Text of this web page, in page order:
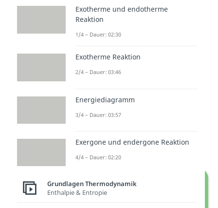
mechanischen
Gleichgewicht
ist dann erreicht, wenn sich die
Summe aller internen und
Null kompensieren.
Exotherme und endotherme
Reaktion
1/4 – Dauer: 02:30
Exotherme Reaktion
2/4 – Dauer: 03:46
Energiediagramm
3/4 – Dauer: 03:57
Exergone und endergone Reaktion
4/4 – Dauer: 02:20
Grundlagen Thermodynamik
Enthalpie & Entropie